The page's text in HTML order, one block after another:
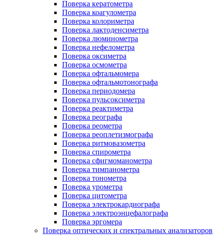
Поверка кератометра
Поверка коагулометра
Поверка колориметра
Поверка лактоденсиметра
Поверка люминометра
Поверка нефелометра
Поверка оксиметра
Поверка осмометра
Поверка офтальмомера
Поверка офтальмотонографа
Поверка периодомера
Поверка пульсоксиметра
Поверка реактиметра
Поверка реографа
Поверка реометра
Поверка реоплетизмографа
Поверка ритмовазометра
Поверка спирометра
Поверка сфигмоманометра
Поверка тимпанометра
Поверка тонометра
Поверка урометра
Поверка цитометра
Поверка электрокардиографа
Поверка электроэнцефалографа
Поверка эргомера
Поверка оптических и спектральных анализаторов